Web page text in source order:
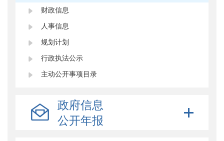
财政信息
人事信息
规划计划
行政执法公示
主动公开事项目录
政府信息
公开年报